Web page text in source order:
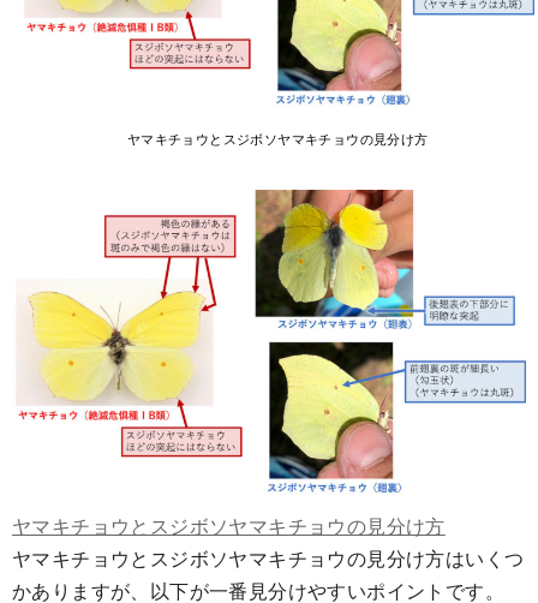
ヤマキチョウとスジボソヤマキチョウの見分け方
ヤマキチョウとスジボソヤマキチョウの見分け方
ヤマキチョウとスジボソヤマキチョウの見分け方はいくつ
かありますが、以下が一番見分けやすいポイントです。